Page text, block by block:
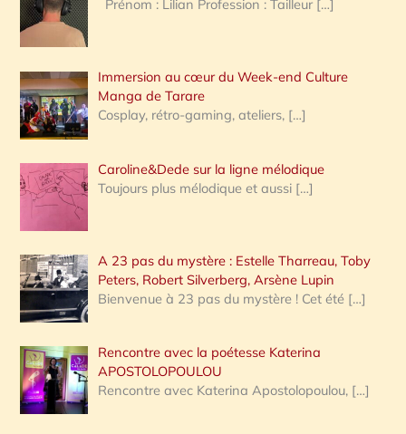
e
:
Prénom : Lilian Profession : Tailleur […]
Immersion au cœur du Week-end Culture
Manga de Tarare
Cosplay, rétro-gaming, ateliers, […]
Caroline&Dede sur la ligne mélodique
Toujours plus mélodique et aussi […]
A 23 pas du mystère : Estelle Tharreau, Toby
Peters, Robert Silverberg, Arsène Lupin
Bienvenue à 23 pas du mystère ! Cet été […]
Rencontre avec la poétesse Katerina
APOSTOLOPOULOU
Rencontre avec Katerina Apostolopoulou, […]